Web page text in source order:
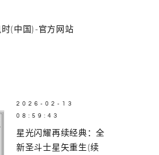
时(中国)-官方网站
2026-02-13
08:59:43
星光闪耀再续经典：全
新圣斗士星矢重生(续